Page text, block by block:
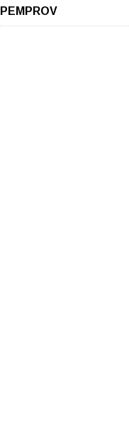
PEMPROV